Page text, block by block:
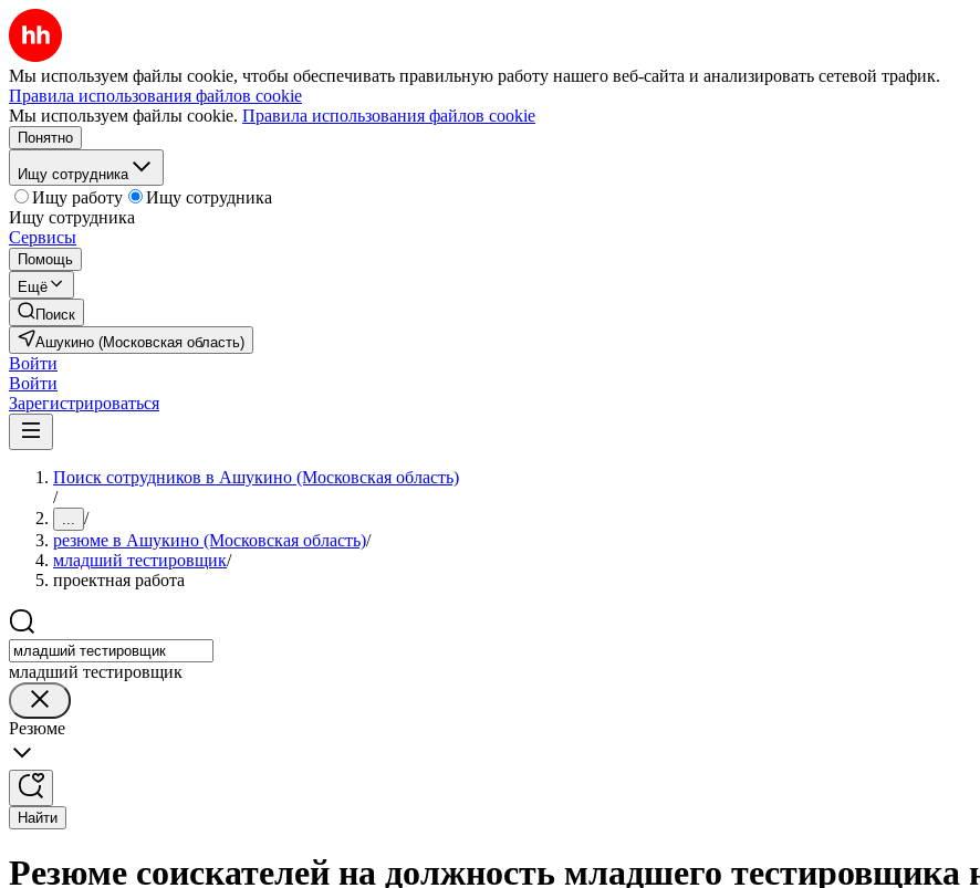
Мы используем файлы cookie, чтобы обеспечивать правильную работу нашего веб-сайта и анализировать сетевой трафик.
Правила использования файлов cookie
Мы используем файлы cookie. Правила использования файлов cookie
Понятно
Ищу сотрудника
Ищу работу
Ищу сотрудника
Ищу сотрудника
Сервисы
Помощь
Ещё
Поиск
Ашукино (Московская область)
Войти
Войти
Зарегистрироваться
Поиск сотрудников в Ашукино (Московская область)
/
... /
резюме в Ашукино (Московская область)/
младший тестировщик/
проектная работа
младший тестировщик
Резюме
Найти
Резюме соискателей на должность младшего тестировщика